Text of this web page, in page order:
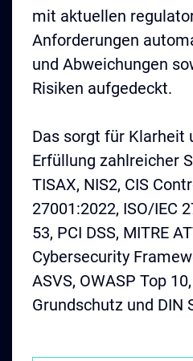
mit aktuellen
Anforderungen
und Abweichungen
Risiken aufgedeckt.
Das sorgt für Klarheit
Erfüllung zahlreicher
TISAX, NIS2, CIS
27001:2022, ISO/IEC
53, PCI DSS, MITRE
Cybersecurity
ASVS, OWASP Top
Grundschutz und DIN